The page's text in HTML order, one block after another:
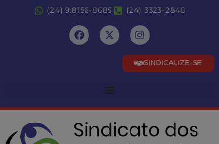
(24) 9.8156-8685 (24) 3323-2848
SINDICALIZE-SE